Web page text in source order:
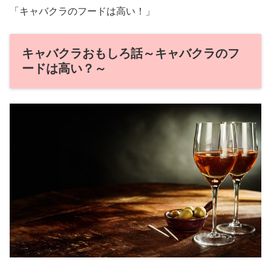
「キャバクラのフードは高い！」
キャバクラおもしろ話～キャバクラのフ
ードは高い？～